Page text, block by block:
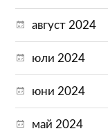
август 2024
юли 2024
юни 2024
май 2024